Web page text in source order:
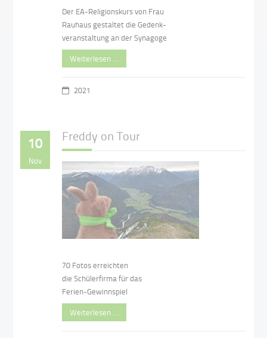
Der EA-Religionskurs von Frau
Rauhaus gestaltet die Gedenk-
veranstaltung an der Synagoge
Weiterlesen …
2021
10
Nov
Freddy on Tour
70 Fotos erreichten
die Schülerfirma für das
Ferien-Gewinnspiel
Weiterlesen …